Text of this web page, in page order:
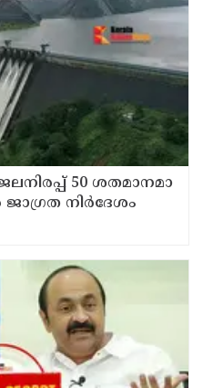
50 ശ​ത​മാ​ന​മാ​
നിർദേശം